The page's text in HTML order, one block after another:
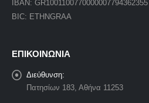
IBAN: GR1001100770000007794362355
BIC: ETHNGRAA
ΕΠΙΚΟΙΝΩΝΙΑ
Διεύθυνση:
Πατησίων 183, Αθήνα 11253